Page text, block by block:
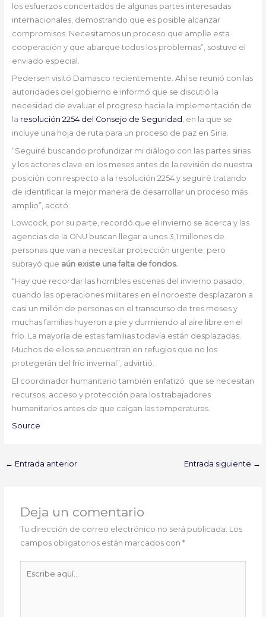
los esfuerzos concertados de algunas partes interesadas
internacionales, demostrando que es posible alcanzar
compromisos. Necesitamos un proceso que amplíe esta
cooperación y que abarque todos los problemas”, sostuvo el
enviado especial.
Pedersen visitó Damasco recientemente. Ahí se reunió con las
autoridades del gobierno e informó que se discutió la
necesidad de evaluar el progreso hacia la implementación de
la resolución 2254 del Consejo de Seguridad , en la que se
incluye una hoja de ruta para un proceso de paz en Siria.
“Seguiré buscando profundizar mi diálogo con las partes sirias
y los actores clave en los meses antes de la revisión de nuestra
posición con respecto a la resolución 2254 y seguiré tratando
de identificar la mejor manera de desarrollar un proceso más
amplio”, acotó.
Lowcock, por su parte, recordó que el invierno se acerca y las
agencias de la ONU buscan llegar a unos 3,1 millones de
personas que van a necesitar protección urgente, pero
subrayó que aún existe una falta de fondos.
“Hay que recordar las horribles escenas del invierno pasado,
cuando las operaciones militares en el noroeste desplazaron a
casi un millón de personas en el transcurso de tres meses y
muchas familias huyeron a pie y durmiendo al aire libre en el
frío. La mayoría de estas familias todavía están desplazadas.
Muchos de ellos se encuentran en refugios que no los
protegerán del frío invernal”, advirtió.
El coordinador humanitario también enfatizó que se necesitan
recursos, acceso y protección para los trabajadores
humanitarios antes de que caigan las temperaturas.
Source
← Entrada anterior Entrada siguiente →
Deja un comentario
Tu dirección de correo electrónico no será publicada. Los
campos obligatorios están marcados con*